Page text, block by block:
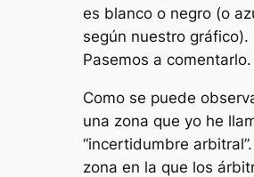
es blanco o negro (o
según nuestro gráfico).
Pasemos a comentarlo.
Como se puede
una zona que yo he
“incertidumbre
zona en la que los